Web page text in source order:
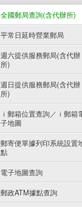
全國郵局查詢(含代辦所)
平常日延時營業郵局
週六提供服務郵局(含代辦
所)
週日提供服務郵局(含代辦
所)
ｉ郵箱位置查詢／ｉ郵箱
子地圖
郵寄便單據列印系統設置
點
電子地圖查詢
郵政ATM據點查詢